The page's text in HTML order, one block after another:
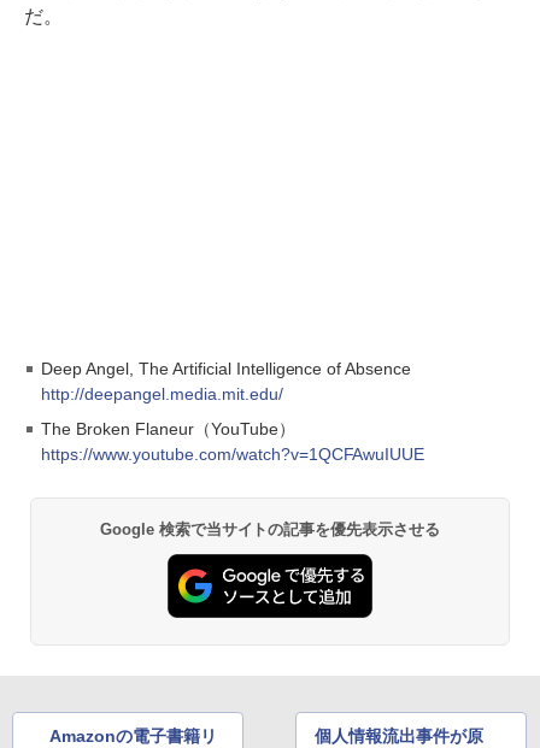
だ。
Deep Angel, The Artificial Intelligence of Absence
http://deepangel.media.mit.edu/
The Broken Flaneur（YouTube）
https://www.youtube.com/watch?v=1QCFAwuIUUE
Google 検索で当サイトの記事を優先表示させる
Amazonの電子書籍リ
個人情報流出事件が原